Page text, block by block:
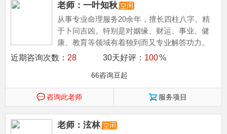
老师：一叶知秋
从事专业命理服务20余年，擅长四柱八字、精
于卜问吉凶。特别是对姻缘、财运、事业、健
康、教育等领域有着独到而又专业解答功力。
近期咨询次数： 28 30天好评： 100%
66咨询豆起
咨询此老师 服务项目
老师：泫林